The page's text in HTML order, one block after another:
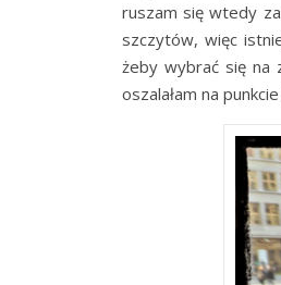
ruszam się wtedy
szczytów, więc
żeby wybrać się na
oszalałam na